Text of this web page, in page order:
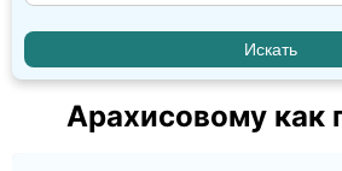
Арахисовому как